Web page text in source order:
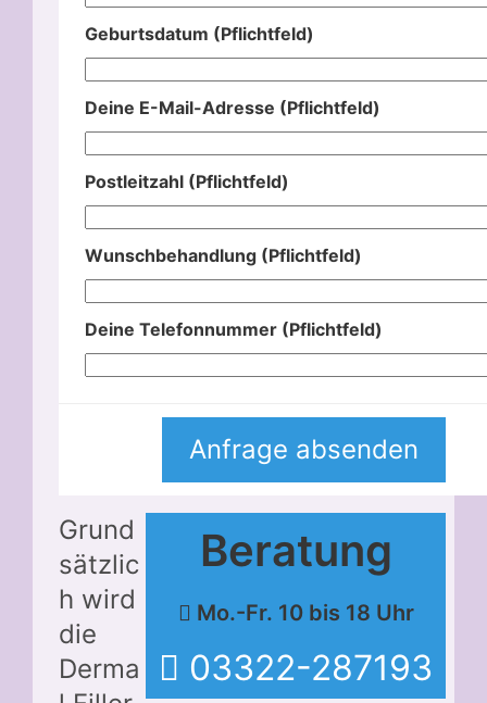
Geburtsdatum (Pflichtfeld)
Deine E-Mail-Adresse (Pflichtfeld)
Postleitzahl (Pflichtfeld)
Wunschbehandlung (Pflichtfeld)
Deine Telefonnummer (Pflichtfeld)
Beratung
Mo.-Fr. 10 bis 18 Uhr
03322-287193
Grund
sätzlic
h wird
die
Derma